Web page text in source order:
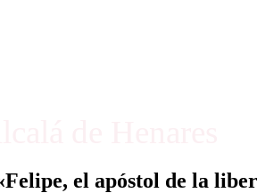
el apóstol de la